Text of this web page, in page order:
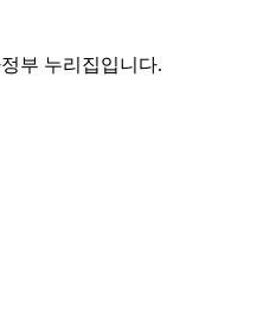
부 누리집입니다.